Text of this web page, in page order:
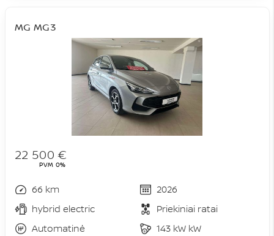
MG MG3
22 500 €
PVM 0%
66 km
2026
hybrid electric
Priekiniai ratai
Automatinė
143 kW kW